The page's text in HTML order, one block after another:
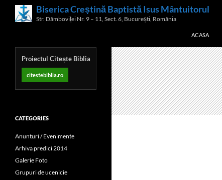
Biserica Creștină Baptistă Isus Mântuitorul
Str. Dâmboviței Nr. 9 – 11, Sect. 6, București, România
Search
ACASA
Proiectul Citește Biblia
citestebiblia.ro
CATEGORIES
Anunturi / Evenimente
Arhiva predici 2014
Galerie Foto
Grupuri de ucenicie